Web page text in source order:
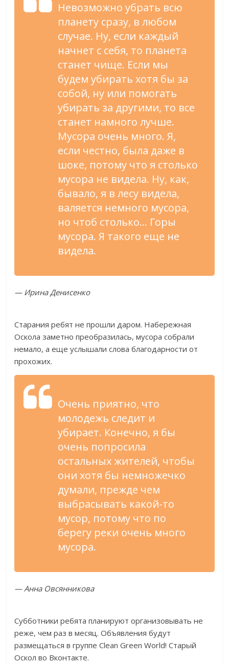
Невозможно убрать всю
планету сразу, в любом
случае. Ну, если каждый
начнет с себя, то планета
станет чище. Если мы
будем убирать хотя бы за
собой, ну или помогать
убирать за другими, то все
станет намного лучше.
Мусора очень много. Я,
если честно, была даже в
шоке, потому что я столько
мусора не видела. Ну, как,
бывало, я в лесу видела,
валяется немного мусора,
но чтоб столько… Горы
мусора. Я такого еще не
видела.
— Ирина Денисенко
Старания ребят не прошли даром. Набережная
Оскола заметно преобразилась, мусора собрали
немало, а еще услышали слова благодарности от
прохожих.
Очень приятно, что
молодежь следит и
убирает. Конечно, я бы
очень попросила
остальных жителей, чтобы
они хотя бы немножечко
думали, прежде чем
выбрасывать какой-то
мусор, потому что по
берегу реки очень много
мусора.
— Анна Овсянникова
Субботники ребята планируют организовывать не
реже, чем раз в месяц. Объявления будут
размещаться в группе Clean Green World! Старый
Оскол во Вконтакте.